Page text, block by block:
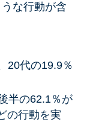
な行動が含
20代の19.9％
半の62.1％が
の行動を実